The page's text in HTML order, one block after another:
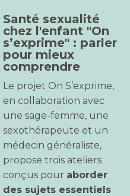
Santé sexualité
chez l'enfant "On
s’exprime" : parler
pour mieux
comprendre
Le projet On S’exprime,
en collaboration avec
une sage-femme, une
sexothérapeute et un
médecin généraliste,
propose trois ateliers
conçus pour aborder
des sujets essentiels